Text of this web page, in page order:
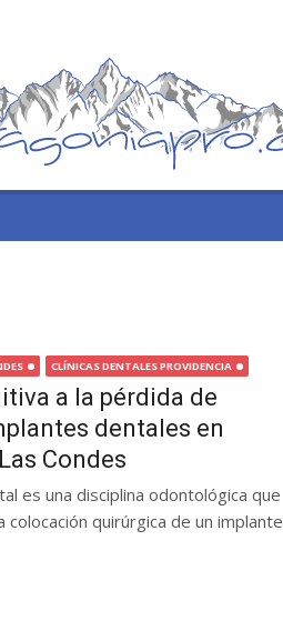
CLÍNICAS DENTALES PROVIDENCIA
a la pérdida de
dentales en
Condes
es una disciplina odontológica que
quirúrgica de un implante